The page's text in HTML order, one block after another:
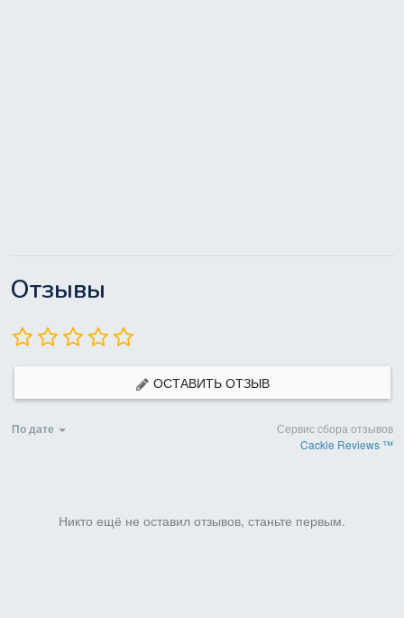
Отзывы
ОСТАВИТЬ ОТЗЫВ
По дате
Сервис сбора отзывов
Cackle Reviews ™
Никто ещё не оставил отзывов, станьте первым.